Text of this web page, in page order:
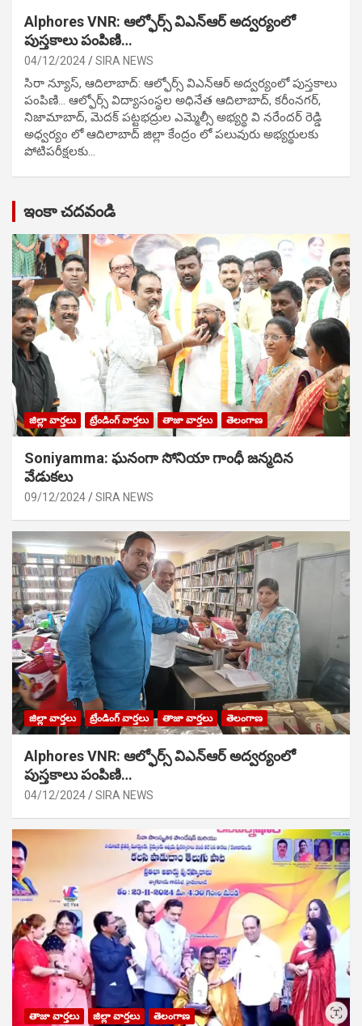
Alphores VNR: ఆల్ఫోర్స్ విఎన్ఆర్ అద్వర్యంలో
పుస్తకాలు పంపిణి…
04/12/2024 SIRA NEWS
సిరా న్యూస్, ఆదిలాబాద్: ఆల్ఫోర్స్ విఎన్ఆర్ అద్వర్యంలో పుస్తకాలు
పంపిణి… ఆల్ఫోర్స్ విద్యాసంస్థల అధినేత ఆదిలాబాద్, కరీంనగర్,
నిజామాబాద్, మెదక్ పట్టభద్రుల ఎమ్మెల్సీ అభ్యర్థి వి నరేందర్ రెడ్డి
అధ్వర్యం లో ఆదిలాబాద్ జిల్లా కేంద్రం లో పలువురు అభ్యర్థులకు
పోటిప‌రీక్ష‌ల‌కు…
ఇంకా చదవండి
జిల్లా వార్తలు ట్రేండింగ్ వార్తలు తాజా వార్తలు తెలంగాణ
Soniyamma: ఘ‌నంగా సోనియా గాంధీ జ‌న్మ‌దిన
వేడుక‌లు
09/12/2024 SIRA NEWS
జిల్లా వార్తలు ట్రేండింగ్ వార్తలు తాజా వార్తలు తెలంగాణ
Alphores VNR: ఆల్ఫోర్స్ విఎన్ఆర్ అద్వర్యంలో
పుస్తకాలు పంపిణి…
04/12/2024 SIRA NEWS
తాజా వార్తలు జిల్లా వార్తలు తెలంగాణ